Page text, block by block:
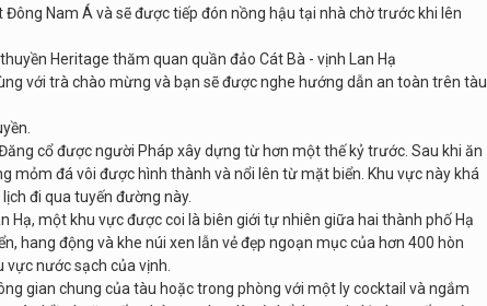
Nam Á và sẽ được tiếp đón nồng hậu tại nhà chờ trước khi lên
Heritage thăm quan quần đảo Cát Bà - vịnh Lan Hạ
với trà chào mừng và bạn sẽ được nghe hướng dẫn an toàn trên tàu
cổ được người Pháp xây dựng từ hơn một thế kỷ trước. Sau khi ăn
mỏm đá vôi được hình thành và nổi lên từ mặt biển. Khu vực này khá
đi qua tuyến đường này.
Hạ, một khu vực được coi là biên giới tự nhiên giữa hai thành phố Hạ
hang động và khe núi xen lẫn vẻ đẹp ngoạn mục của hơn 400 hòn
vực nước sạch của vịnh.
gian chung của tàu hoặc trong phòng với một ly cocktail và ngắm